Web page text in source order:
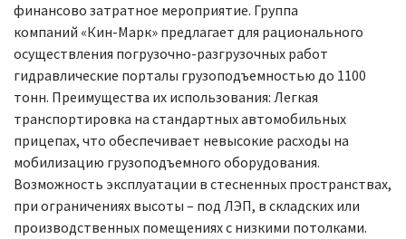
финансово затратное мероприятие. Группа
компаний «Кин-Марк» предлагает для рационального
осуществления погрузочно-разгрузочных работ
гидравлические порталы грузоподъемностью до 1100
тонн. Преимущества их использования: Легкая
транспортировка на стандартных автомобильных
прицепах, что обеспечивает невысокие расходы на
мобилизацию грузоподъемного оборудования.
Возможность эксплуатации в стесненных пространствах,
при ограничениях высоты – под ЛЭП, в складских или
производственных помещениях с низкими потолками.